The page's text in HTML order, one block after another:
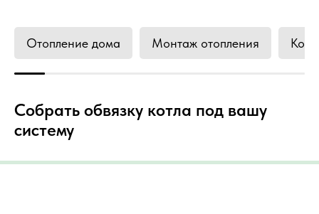
Отопление дома Монтаж отопления
Собрать обвязку котла под вашу
систему